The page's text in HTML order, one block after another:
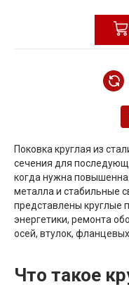
Поковка круглая из
сечения для
когда нужна
металла и стабильные
представлены круглые
энергетики, ремонта
осей, втулок,
Что такое